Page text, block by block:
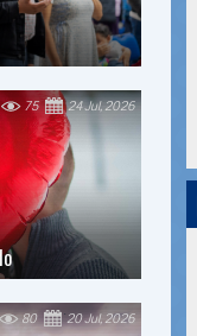
24 Jul, 2026
75
20 Jul, 2026
80